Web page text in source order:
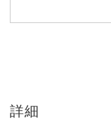
詳細